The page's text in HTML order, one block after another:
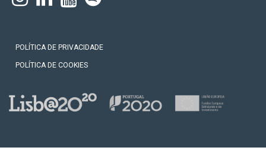
POLÍTICA DE PRIVACIDADE
POLÍTICA DE COOKIES